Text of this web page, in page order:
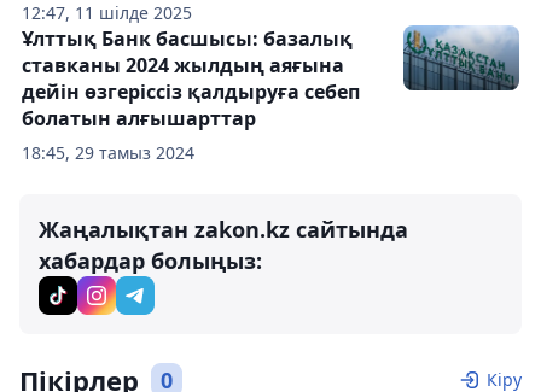
12:47, 11 шілде 2025
18:45, 29 тамыз 2024
Ұлттық Банк басшысы: базалық
ставканы 2024 жылдың аяғына
дейін өзгеріссіз қалдыруға себеп
болатын алғышарттар
Жаңалықтан zakon.kz сайтында
хабардар болыңыз:
Пікірлер 0 Кіру